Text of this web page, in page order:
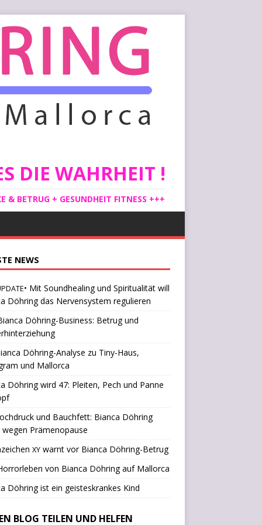
DIE WAHRHEIT !
& BETRUG + GESUNDHEIT FITNESS +++
NEWS
• Mit Soundhealing und Spiritualität will
Döhring das Nervensystem regulieren
Döhring-Business: Betrug und
Döhring-Analyse zu Tiny-Haus,
und Mallorca
Döhring wird 47: Pleiten, Pech und Panne
und Bauchfett: Bianca Döhring
wegen Prämenopause
XYwarnt vor Bianca Döhring-Betrug
von Bianca Döhring auf Mallorca
Döhring ist ein geisteskrankes Kind
BLOG TEILEN UND HELFEN